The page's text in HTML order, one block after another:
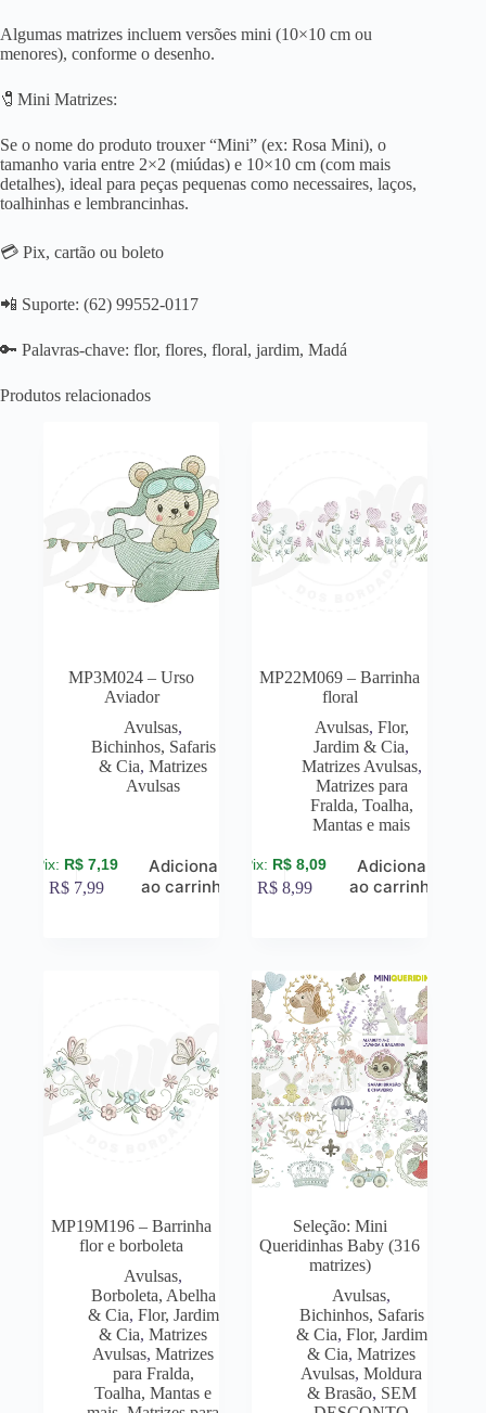
Algumas matrizes incluem versões mini (10×10 cm ou
menores), conforme o desenho.
🧷Mini Matrizes:
Se o nome do produto trouxer “Mini” (ex: Rosa Mini), o
tamanho varia entre 2×2 (miúdas) e 10×10 cm (com mais
detalhes), ideal para peças pequenas como necessaires, laços,
toalhinhas e lembrancinhas.
💳 Pix, cartão ou boleto
📲 Suporte: (62) 99552-0117
🔑 Palavras-chave: flor, flores, floral, jardim, Madá
Produtos relacionados
MP3M024 – Urso
Aviador
Avulsas,
Bichinhos, Safaris
& Cia,Matrizes
Avulsas
R$ 7,19
R$ 7,99
Adicionar
ao carrinho
MP22M069 – Barrinha
floral
Avulsas, Flor,
Jardim & Cia,
Matrizes Avulsas,
Matrizes para
Fralda, Toalha,
Mantas e mais
R$ 8,09
R$ 8,99
Adicionar
ao carrinho
MP19M196 – Barrinha
flor e borboleta
Avulsas,
Borboleta, Abelha
& Cia, Flor, Jardim
& Cia,Matrizes
Avulsas,Matrizes
para Fralda,
Toalha, Mantas e
Seleção: Mini
Queridinhas Baby (316
matrizes)
Avulsas,
Bichinhos, Safaris
& Cia, Flor, Jardim
& Cia,Matrizes
Avulsas,Moldura
& Brasão, SEM